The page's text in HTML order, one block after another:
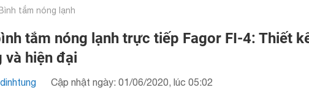
Bình tắm nóng lạnh
tắm nóng lạnh trực tiếp Fagor FI-4: Thiết
và hiện đại
Cập nhật ngày: 01/06/2020, lúc 05:02